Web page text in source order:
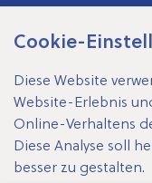
Cookie-
Diese Website
Website-Erlebnis
Online-Verhaltens
Diese Analyse soll
besser zu gestalten.
Impressum